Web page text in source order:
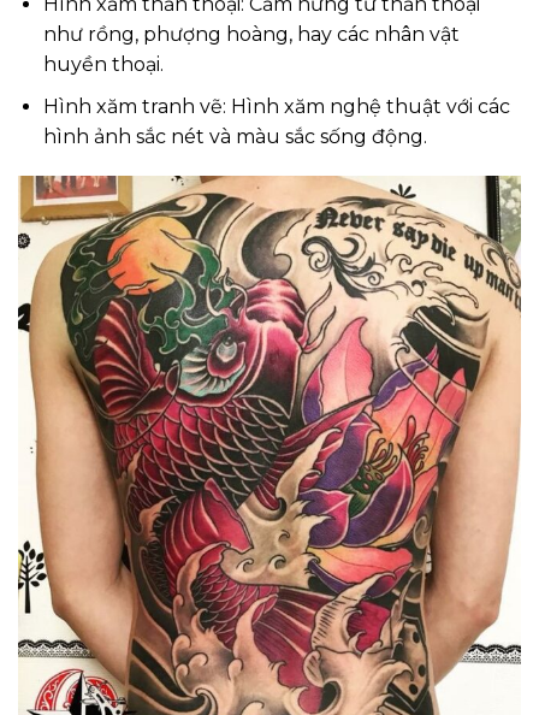
như rồng, phượng hoàng, hay các nhân vật
huyền thoại.
Hình xăm tranh vẽ: Hình xăm nghệ thuật với các
hình ảnh sắc nét và màu sắc sống động.